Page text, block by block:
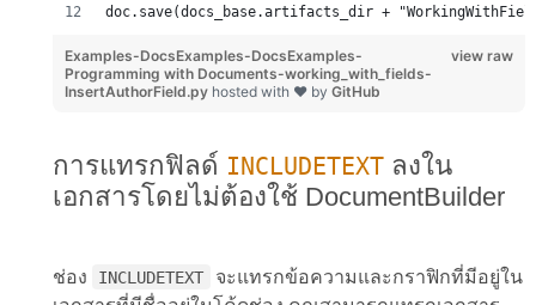
doc.save(docs_base.artifacts_dir +
view raw
Examples-DocsExamples-DocsExamples-
Programming with Documents-working_with_fields-
InsertAuthorField.py hosted with ❤ by GitHub
การแทรกฟิลด์ INCLUDETEXTลงใน
เอกสารโดยไม่ต้องใช้ DocumentBuilder
ช่อง INCLUDETEXT
จะแทรกข้อความและกราฟิกที่มีอยู่ใน